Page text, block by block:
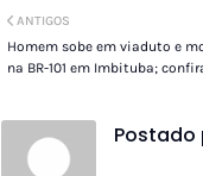
ANTIGOS
Homem sobe em viaduto e
na BR-101 em Imbituba;
Postado